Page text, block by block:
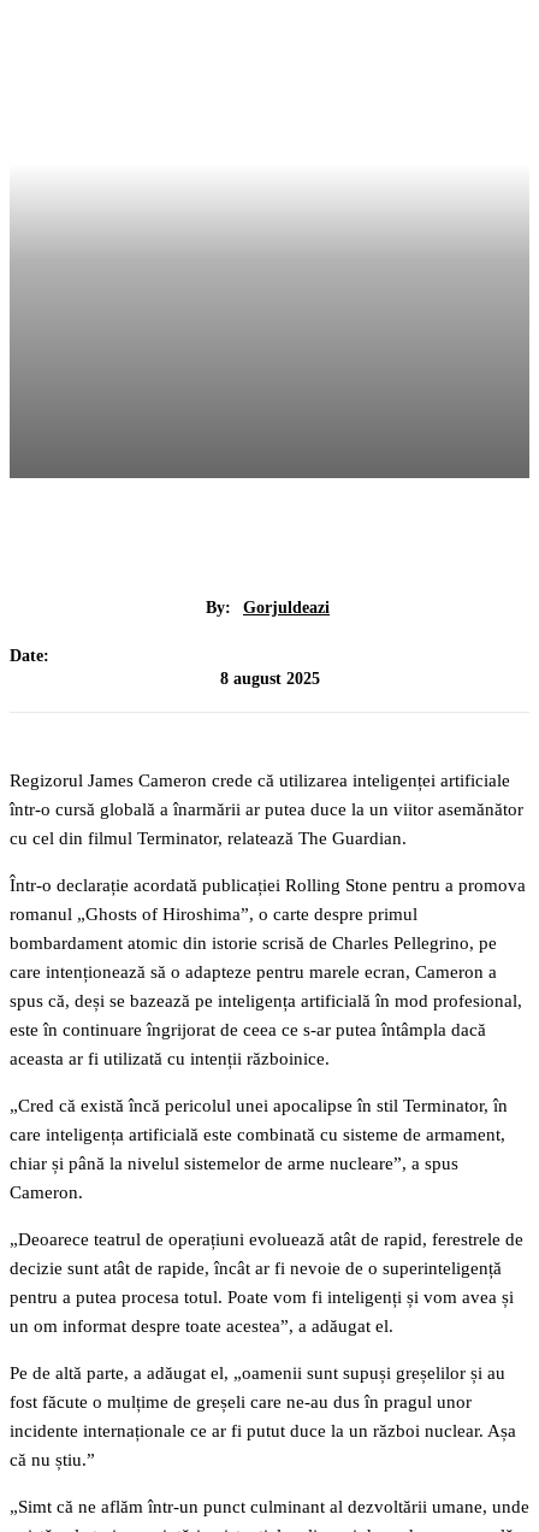
By: Gorjuldeazi
Date:
8 august 2025
Regizorul James Cameron crede că utilizarea inteligenței artificiale
într-o cursă globală a înarmării ar putea duce la un viitor asemănător
cu cel din filmul Terminator, relatează The Guardian.
Într-o declarație acordată publicației Rolling Stone pentru a promova
romanul „Ghosts of Hiroshima”, o carte despre primul
bombardament atomic din istorie scrisă de Charles Pellegrino, pe
care intenționează să o adapteze pentru marele ecran, Cameron a
spus că, deși se bazează pe inteligența artificială în mod profesional,
este în continuare îngrijorat de ceea ce s-ar putea întâmpla dacă
aceasta ar fi utilizată cu intenții războinice.
„Cred că există încă pericolul unei apocalipse în stil Terminator, în
care inteligența artificială este combinată cu sisteme de armament,
chiar și până la nivelul sistemelor de arme nucleare”, a spus
Cameron.
„Deoarece teatrul de operațiuni evoluează atât de rapid, ferestrele de
decizie sunt atât de rapide, încât ar fi nevoie de o superinteligență
pentru a putea procesa totul. Poate vom fi inteligenți și vom avea și
un om informat despre toate acestea”, a adăugat el.
Pe de altă parte, a adăugat el, „oamenii sunt supuși greșelilor și au
fost făcute o mulțime de greșeli care ne-au dus în pragul unor
incidente internaționale ce ar fi putut duce la un război nuclear. Așa
că nu știu.”
„Simt că ne aflăm într-un punct culminant al dezvoltării umane, unde